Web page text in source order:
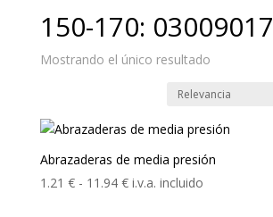
150-170: 03009017
Mostrando el único resultado
Abrazaderas de media presión
1.21 € - 11.94 €Rango
i.v.a. incluido